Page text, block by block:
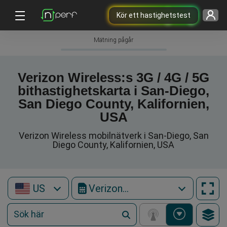
Kör ett hastighetstest
Mätning pågår
Verizon Wireless:s 3G / 4G / 5G
bithastighetskarta i San-Diego,
San Diego County, Kalifornien,
USA
Verizon Wireless mobilnätverk i San-Diego, San
Diego County, Kalifornien, USA
US Verizon Wireless